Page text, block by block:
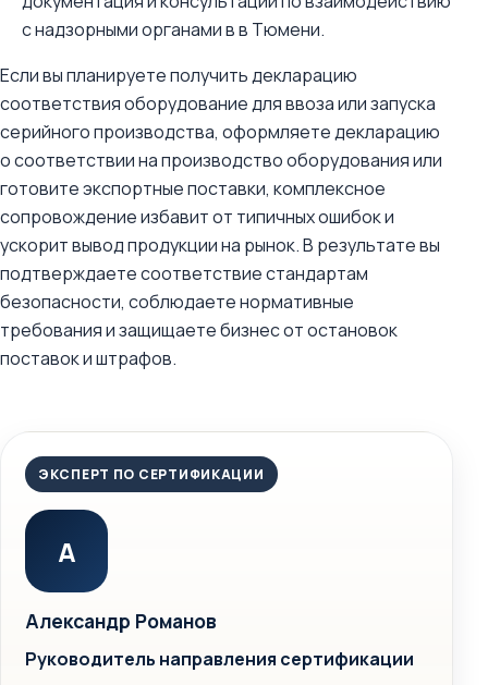
с надзорными органами в в Тюмени.
Если вы планируете получить декларацию
соответствия оборудование для ввоза или запуска
серийного производства, оформляете декларацию
о соответствии на производство оборудования или
готовите экспортные поставки, комплексное
сопровождение избавит от типичных ошибок и
ускорит вывод продукции на рынок. В результате вы
подтверждаете соответствие стандартам
безопасности, соблюдаете нормативные
требования и защищаете бизнес от остановок
поставок и штрафов.
ЭКСПЕРТ ПО СЕРТИФИКАЦИИ
А
Александр Романов
Руководитель направления сертификации